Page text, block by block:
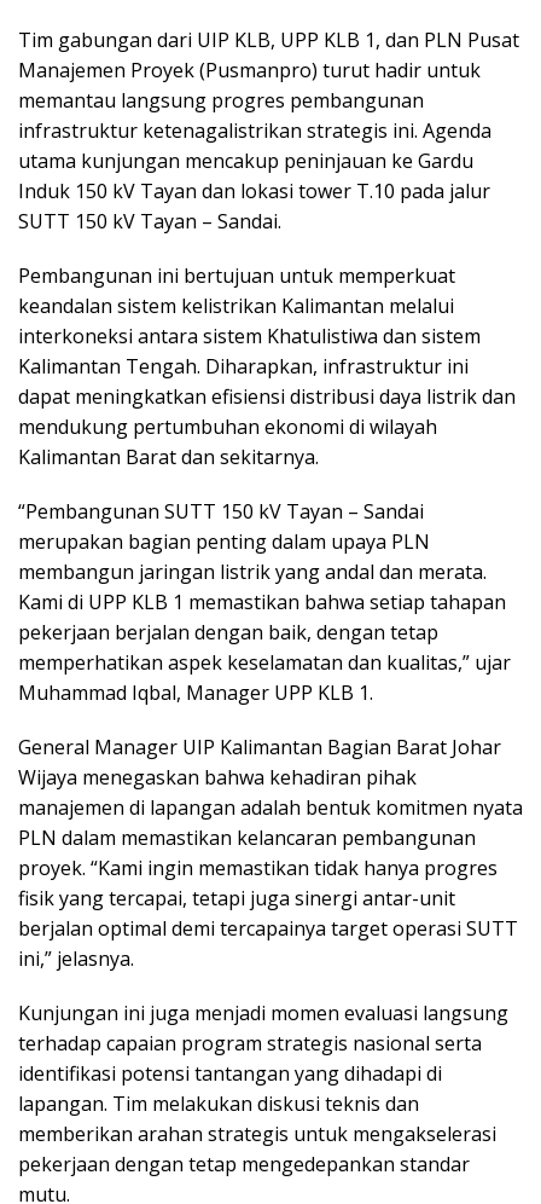
Tim gabungan dari UIP KLB, UPP KLB 1, dan PLN Pusat
Manajemen Proyek (Pusmanpro) turut hadir untuk
memantau langsung progres pembangunan
infrastruktur ketenagalistrikan strategis ini. Agenda
utama kunjungan mencakup peninjauan ke Gardu
Induk 150 kV Tayan dan lokasi tower T.10 pada jalur
SUTT 150 kV Tayan – Sandai.
Pembangunan ini bertujuan untuk memperkuat
keandalan sistem kelistrikan Kalimantan melalui
interkoneksi antara sistem Khatulistiwa dan sistem
Kalimantan Tengah. Diharapkan, infrastruktur ini
dapat meningkatkan efisiensi distribusi daya listrik dan
mendukung pertumbuhan ekonomi di wilayah
Kalimantan Barat dan sekitarnya.
“Pembangunan SUTT 150 kV Tayan – Sandai
merupakan bagian penting dalam upaya PLN
membangun jaringan listrik yang andal dan merata.
Kami di UPP KLB 1 memastikan bahwa setiap tahapan
pekerjaan berjalan dengan baik, dengan tetap
memperhatikan aspek keselamatan dan kualitas,” ujar
Muhammad Iqbal, Manager UPP KLB 1.
General Manager UIP Kalimantan Bagian Barat Johar
Wijaya menegaskan bahwa kehadiran pihak
manajemen di lapangan adalah bentuk komitmen nyata
PLN dalam memastikan kelancaran pembangunan
proyek. “Kami ingin memastikan tidak hanya progres
fisik yang tercapai, tetapi juga sinergi antar-unit
berjalan optimal demi tercapainya target operasi SUTT
ini,” jelasnya.
Kunjungan ini juga menjadi momen evaluasi langsung
terhadap capaian program strategis nasional serta
identifikasi potensi tantangan yang dihadapi di
lapangan. Tim melakukan diskusi teknis dan
memberikan arahan strategis untuk mengakselerasi
pekerjaan dengan tetap mengedepankan standar
mutu.